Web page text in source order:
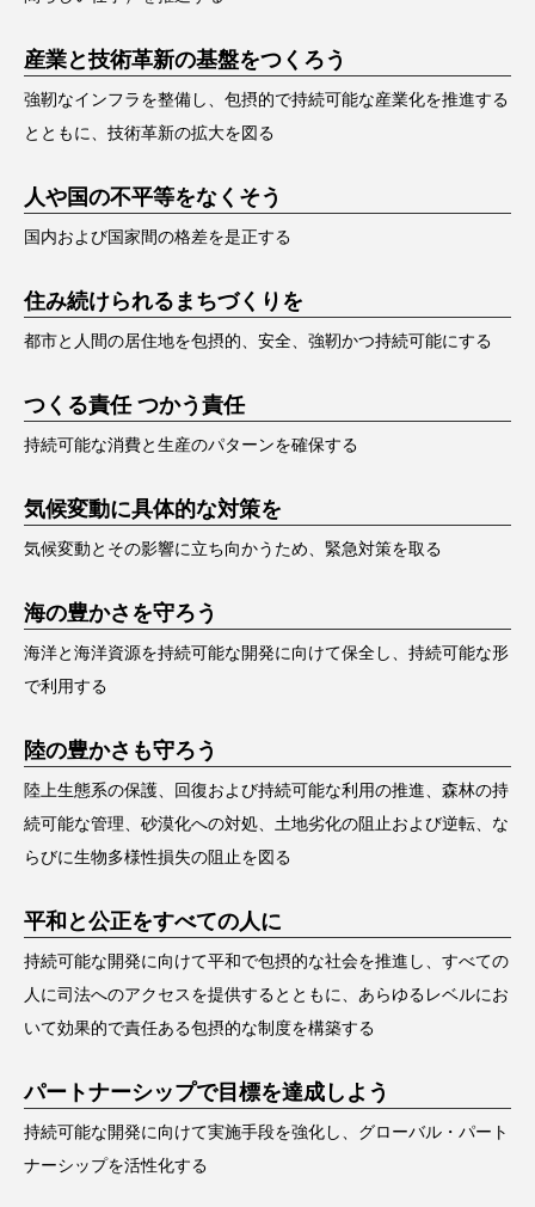
産業と技術革新の基盤をつくろう
強靭なインフラを整備し、包摂的で持続可能な産業化を推進する
とともに、技術革新の拡大を図る
人や国の不平等をなくそう
国内および国家間の格差を是正する
住み続けられるまちづくりを
都市と人間の居住地を包摂的、安全、強靭かつ持続可能にする
つくる責任 つかう責任
持続可能な消費と生産のパターンを確保する
気候変動に具体的な対策を
気候変動とその影響に立ち向かうため、緊急対策を取る
海の豊かさを守ろう
海洋と海洋資源を持続可能な開発に向けて保全し、持続可能な形
で利用する
陸の豊かさも守ろう
陸上生態系の保護、回復および持続可能な利用の推進、森林の持
続可能な管理、砂漠化への対処、土地劣化の阻止および逆転、な
らびに生物多様性損失の阻止を図る
平和と公正をすべての人に
持続可能な開発に向けて平和で包摂的な社会を推進し、すべての
人に司法へのアクセスを提供するとともに、あらゆるレベルにお
いて効果的で責任ある包摂的な制度を構築する
パートナーシップで目標を達成しよう
持続可能な開発に向けて実施手段を強化し、グローバル・パート
ナーシップを活性化する